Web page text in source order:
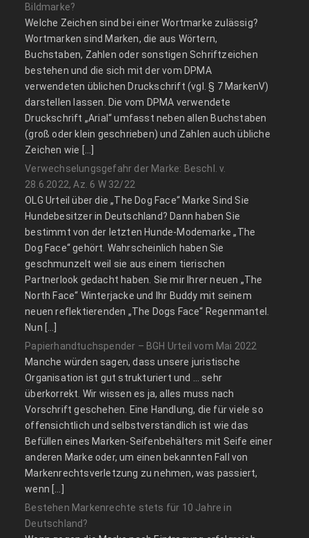
Bildmarke?
Welche Zeichen sind bei einer Wortmarke zulässig?
Wortmarken sind Marken, die aus Wörtern,
Buchstaben, Zahlen oder sonstigen Schriftzeichen
bestehen und die sich mit der vom DPMA
verwendeten üblichen Druckschrift (vgl. § 7 MarkenV)
darstellen lassen. Die vom DPMA verwendete
Druckschrift „Arial“ umfasst neben allen Buchstaben
(groß oder klein geschrieben) und Zahlen auch übliche
Zeichen wie […]
Verwechselungsgefahr der Marke: Beschl. v.
28.6.2022, Az. 6 W 32/22
OLG Urteil über die „The Dog Face“ Marke Sind Sie
Hundebesitzer in Deutschland? Dann haben Sie
bestimmt von der letzten Hunde-Modemarke „The
Dog Face“ gehört. Wahrscheinlich haben Sie
geschmunzelt weil sie aus einem tierischen
Partnerlook gedacht haben. Sie mir Ihrer neuen „The
North Face“ Winterjacke und Ihr Buddy mit seinem
neuen reflektierenden „The Dogs Face“ Regenmantel.
Nun […]
Papierhandtuchspender – BGH Urteil vom Mai 2022
Manche würden sagen, dass unsere juristische
Organisation ist gut strukturiert und … sehr
überkorrekt. Wir wissen es ja, alles muss nach
Vorschrift geschehen. Eine Handlung, die für viele so
offensichtlich und selbstverständlich ist wie das
Befüllen eines Marken-Seifenbehälters mit Seife einer
anderen Marke oder, um einen bekannten Fall von
Markenrechtsverletzung zu nehmen, was passiert,
wenn […]
Bestehen Markenrechte stets für 10 Jahre in
Deutschland?